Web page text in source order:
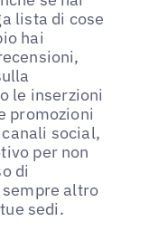
lista di cose
hai
le inserzioni
promozioni
social,
per non
di
sempre altro
sedi.